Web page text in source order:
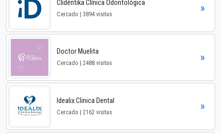
Clidéntika Clínica Odontológica
Cercado | 3894 visitas »
Doctor Muelita
Cercado | 2488 visitas »
Idealix Clinica Dental
Cercado | 2162 visitas »